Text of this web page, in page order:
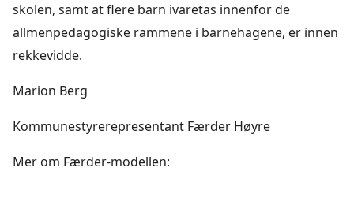
skolen, samt at flere barn ivaretas innenfor de
allmenpedagogiske rammene i barnehagene, er innen
rekkevidde.
Marion Berg
Kommunestyrerepresentant Færder Høyre
Mer om Færder-modellen: